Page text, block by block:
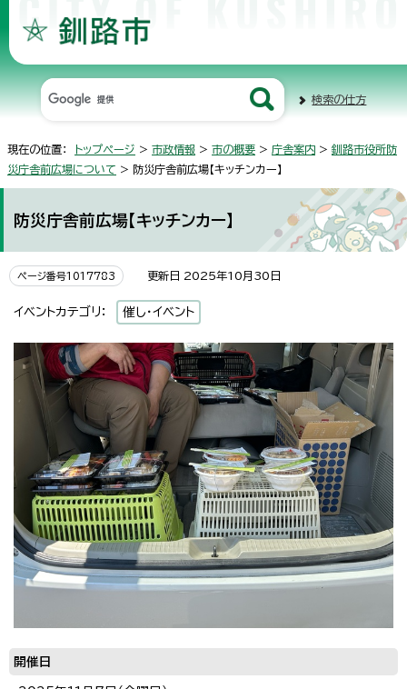
検索の仕方
現在の位置： トップページ > 市政情報 > 市の概要 > 庁舎案内 > 釧路市役所防
災庁舎前広場について > 防災庁舎前広場【キッチンカー】
防災庁舎前広場【キッチンカー】
ページ番号1017783 更新日 2025年10月30日
イベントカテゴリ： 催し・イベント
開催日